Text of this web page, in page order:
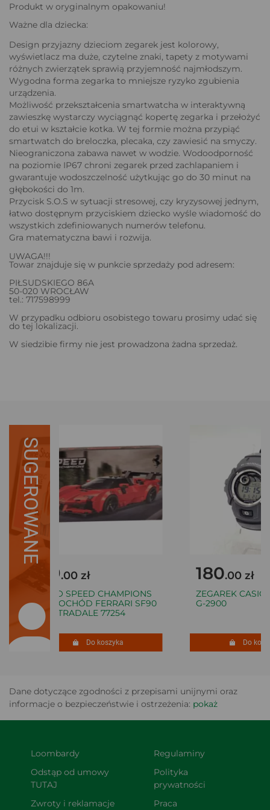
Produkt w oryginalnym opakowaniu!
Ważne dla dziecka:
Design przyjazny dzieciom zegarek jest kolorowy,
wyświetlacz ma duże, czytelne znaki, tapety z motywami
różnych zwierzątek sprawią przyjemność najmłodszym.
Wygodna forma zegarka to mniejsze ryzyko zgubienia
urządzenia.
Możliwość przekształcenia smartwatcha w interaktywną
zawieszkę wystarczy wyciągnąć kopertę zegarka i przełożyć
do etui w kształcie kotka. W tej formie można przypiąć
smartwatch do breloczka, plecaka, czy zawiesić na smyczy.
Nieograniczona zabawa nawet w wodzie. Wodoodporność
na poziomie IP67 chroni zegarek przed zachlapaniem i
gwarantuje wodoszczelność użytkując go do 30 minut na
głębokości do 1m.
Przycisk S.O.S w sytuacji stresowej, czy kryzysowej jednym,
łatwo dostępnym przyciskiem dziecko wyśle wiadomość do
wszystkich zdefiniowanych numerów telefonu.
Gra matematyczna bawi i rozwija.
UWAGA!!!
Towar znajduje się w punkcie sprzedaży pod adresem:
PIŁSUDSKIEGO 86A
50-020 WROCŁAW
tel.: 717598999
W przypadku odbioru osobistego towaru prosimy udać się
do tej lokalizacji.
W siedzibie firmy nie jest prowadzona żadna sprzedaż.
SUGEROWANE
.00 zł
LEGO SPEED CHAMPIONS
SAMOCHÓD FERRARI SF90
XX STRADALE 77254
Do koszyka
180.00 zł
ZEGAREK CASIO
G-2900
Do
Dane dotyczące zgodności z przepisami unijnymi oraz
informacje o bezpieczeństwie i ostrzeżenia: pokaż
Loombardy
Odstąp od umowy
TUTAJ
Zwroty i reklamacje
Regulaminy
Polityka
prywatności
Praca